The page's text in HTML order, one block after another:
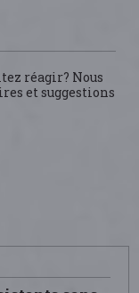
réagir? Nous
et suggestions